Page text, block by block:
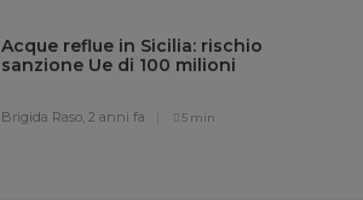
Acque reflue in Sicilia: rischio
sanzione Ue di 100 milioni
Brigida Raso,2 anni fa 5 min